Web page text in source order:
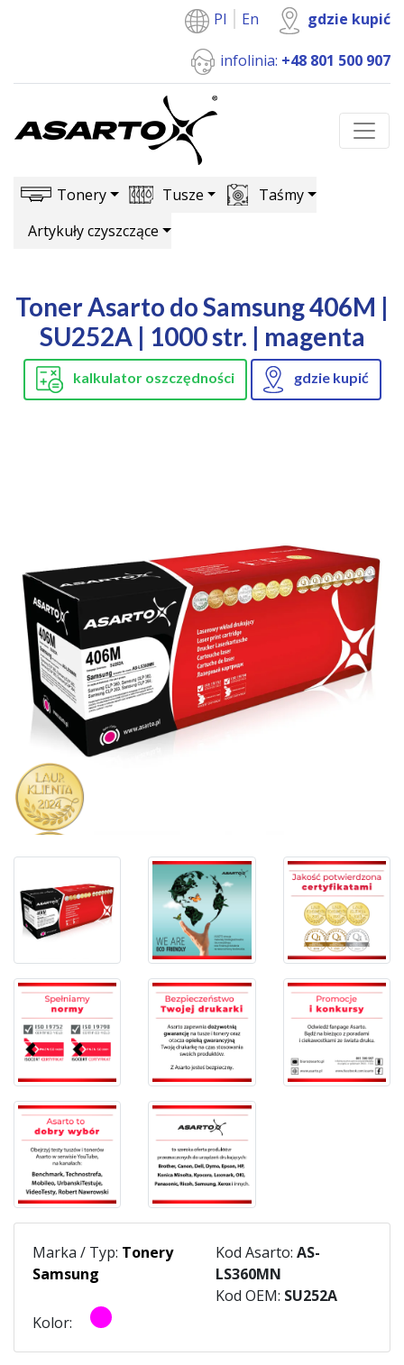
Pl En gdzie kupić
infolinia: +48 801 500 907
Tonery Tusze
Taśmy
Artykuły czyszczące
Toner Asarto do Samsung 406M |
SU252A | 1000 str. | magenta
kalkulator oszczędności gdzie kupić
Marka / Typ: Tonery
Samsung
Kod Asarto: AS-
LS360MN
Kod OEM: SU252A
Kolor: